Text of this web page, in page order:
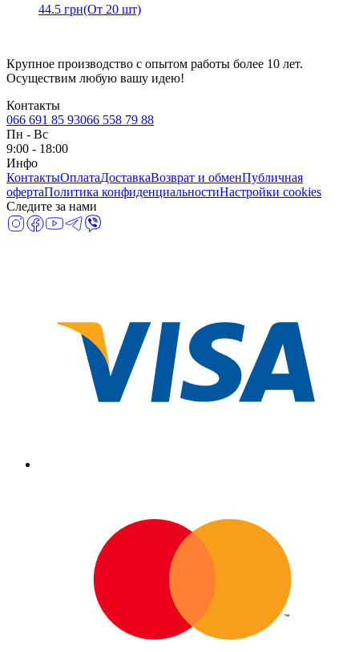
44.5 грн(От 20 шт)
Крупное производство с опытом работы более 10 лет.
Осуществим любую вашу идею!
Контакты
066 691 85 93066 558 79 88
Пн - Вс
9:00 - 18:00
Инфо
КонтактыОплатаДоставкаВозврат и обменПубличная
офертаПолитика конфиденциальностиНастройки cookies
Следите за нами